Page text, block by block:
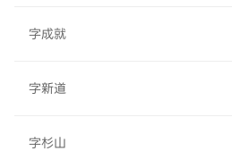
字成就
字新道
字杉山